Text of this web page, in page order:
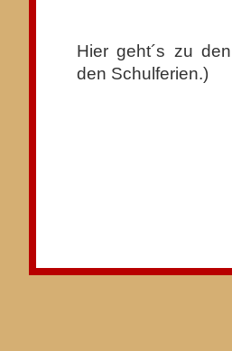
Hier geht´s zu den
den Schulferien.)